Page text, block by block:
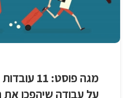
מגה פוסט:
על עבודה שיהפכו את